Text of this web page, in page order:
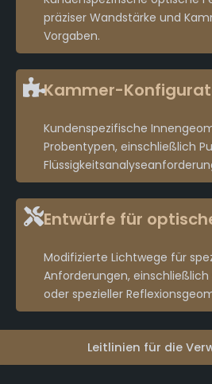
Leitlinien für die
präziser Wandstärke und
Vorgaben.
Kammer-
Kundenspezifische
Probentypen, einschließlich
Entwürfe für
Modifizierte Lichtwege für
Anforderungen,
oder spezieller